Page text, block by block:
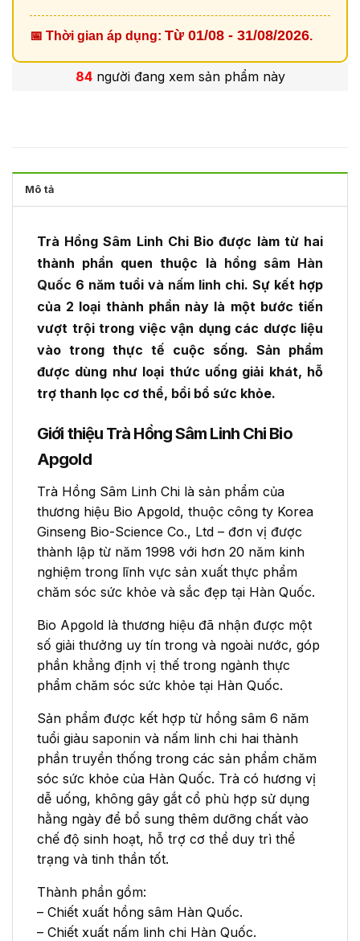
📅 Thời gian áp dụng: Từ 01/08 - 31/08/2026.
84người đang xem sản phẩm này
Mô tả
Trà Hồng Sâm Linh Chi Bio được làm từ hai
thành phần quen thuộc là hồng sâm Hàn
Quốc 6 năm tuổi và nấm linh chi. Sự kết hợp
của 2 loại thành phần này là một bước tiến
vượt trội trong việc vận dụng các dược liệu
vào trong thực tế cuộc sống. Sản phẩm
được dùng như loại thức uống giải khát, hỗ
trợ thanh lọc cơ thể, bồi bổ sức khỏe.
Giới thiệu Trà Hồng Sâm Linh Chi Bio
Apgold
Trà Hồng Sâm Linh Chi là sản phẩm của
thương hiệu Bio Apgold, thuộc công ty Korea
Ginseng Bio-Science Co., Ltd – đơn vị được
thành lập từ năm 1998 với hơn 20 năm kinh
nghiệm trong lĩnh vực sản xuất thực phẩm
chăm sóc sức khỏe và sắc đẹp tại Hàn Quốc.
Bio Apgold là thương hiệu đã nhận được một
số giải thưởng uy tín trong và ngoài nước, góp
phần khẳng định vị thế trong ngành thực
phẩm chăm sóc sức khỏe tại Hàn Quốc.
Sản phẩm được kết hợp từ hồng sâm 6 năm
tuổi giàu saponin và nấm linh chi hai thành
phần truyền thống trong các sản phẩm chăm
sóc sức khỏe của Hàn Quốc. Trà có hương vị
dễ uống, không gây gắt cổ phù hợp sử dụng
hằng ngày để bổ sung thêm dưỡng chất vào
chế độ sinh hoạt, hỗ trợ cơ thể duy trì thể
trạng và tinh thần tốt.
Thành phần gồm:
– Chiết xuất hồng sâm Hàn Quốc.
– Chiết xuất nấm linh chi Hàn Quốc.